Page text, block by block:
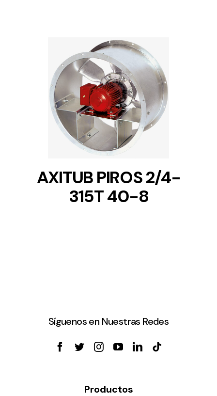
DETAILS
AXITUB PIROS 2/4-
315T 40-8
Síguenos en Nuestras Redes
Productos